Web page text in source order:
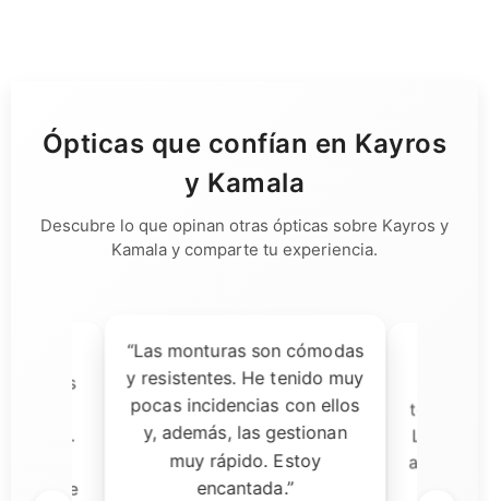
Ópticas que confían en Kayros
y Kamala
Descubre lo que opinan otras ópticas sobre Kayros y
Kamala y comparte tu experiencia.
las
calidad.
fue
“Las monturas son cómodas
y resistentes. He tenido muy
pocas incidencias con ellos
y, además, las gestionan
muy rápido. Estoy
encantada.”
tomado
Las